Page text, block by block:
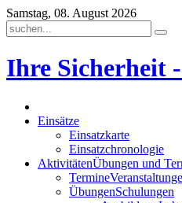
Samstag, 08. August 2026
Ihre Sicherheit
Einsätze
Einsatzkarte
Einsatzchronologie
AktivitätenÜbungen und
Termine
ÜbungenSchulungen